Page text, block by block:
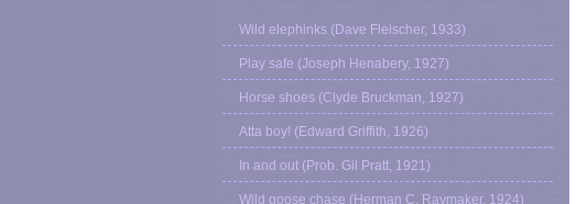
Wild elephinks (Dave Fleischer, 1933)
Play safe (Joseph Henabery, 1927)
Horse shoes (Clyde Bruckman, 1927)
Atta boy! (Edward Griffith, 1926)
In and out (Prob. Gil Pratt, 1921)
Wild goose chase (Herman C. Raymaker, 1924)